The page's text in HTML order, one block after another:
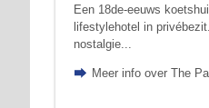
Een 18de-eeuws
lifestylehotel in
nostalgie...
Meer info over The